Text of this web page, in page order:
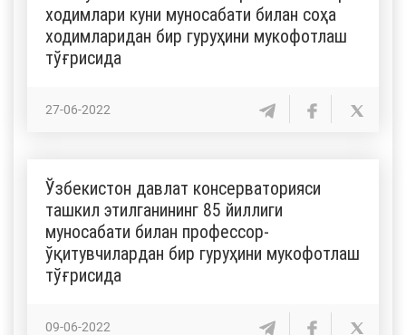
ходимлари куни муносабати билан соҳа
ходимларидан бир гуруҳини мукофотлаш
тўғрисида
27-06-2022
Ўзбекистон давлат консерваторияси
ташкил этилганининг 85 йиллиги
муносабати билан профессор-
ўқитувчилардан бир гуруҳини мукофотлаш
тўғрисида
09-06-2022